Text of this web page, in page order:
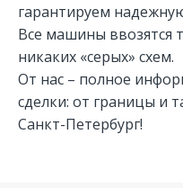
гарантируем
Все машины ввозятся
никаких «серых» схем.
От нас – полное
сделки: от границы и
Санкт-Петербург!